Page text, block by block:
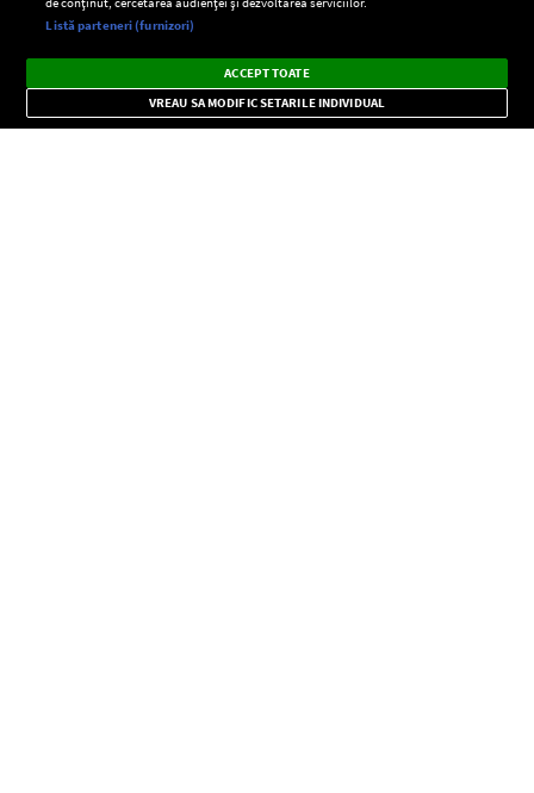
CONFIDENŢIALITATE
Setări:
Dark
Mode
Radio live, podcasturi, știri și alerte
importante.
×
Listă parteneri (furnizori)
ACCEPT TOATE
VREAU SA MODIFIC SETARILE INDIVIDUAL